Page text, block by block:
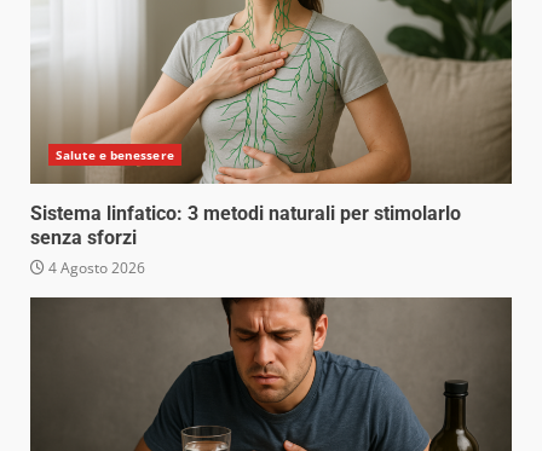
Salute e benessere
Sistema linfatico: 3 metodi naturali per stimolarlo
senza sforzi
4 Agosto 2026